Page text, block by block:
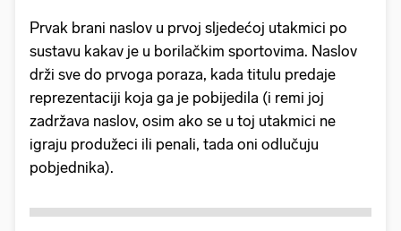
Prvak brani naslov u prvoj sljedećoj utakmici po
sustavu kakav je u borilačkim sportovima. Naslov
drži sve do prvoga poraza, kada titulu predaje
reprezentaciji koja ga je pobijedila (i remi joj
zadržava naslov, osim ako se u toj utakmici ne
igraju produžeci ili penali, tada oni odlučuju
pobjednika).